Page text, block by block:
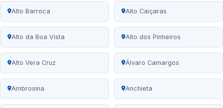
Alto Barroca Alto Caiçaras
Alto da Boa Vista Alto dos Pinheiros
Alto Vera Cruz Álvaro Camargos
Ambrosina Anchieta